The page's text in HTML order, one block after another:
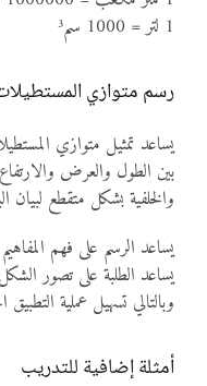
1 لتر = 1000 سم³
رسم متوازي
يساعد تمثيل متوازي
بين الطول والعرض
والخلفية بشكل متقطع لبيان
يساعد الرسم على فهم
يساعد الطلبة على تصور
وبالتالي تسهيل عملية التطبيق
أمثلة إضافية للتدريب